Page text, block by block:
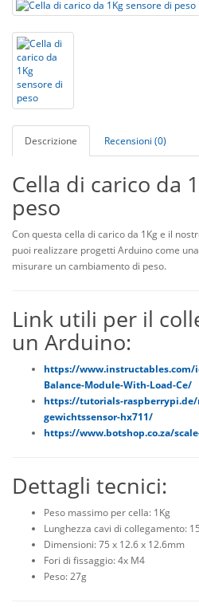
Descrizione Recensioni (0)
Cella di carico da
peso
Con questa cella di carico da 1Kg e il
puoi realizzare progetti Arduino come
misurare un cambiamento di peso.
Link utili per il
un Arduino:
https://www.instructables.com/
Balance-Module-With-Load-Ce/
https://tutorials-raspberrypi.de/
gewichtssensor-hx711/
https://www.botshop.co.za/
Dettagli tecnici:
Peso massimo per cella: 1Kg
Lunghezza cavi di collegamento:
Dimensioni: 75 x 12.6 x 12.6mm
Fori di fissaggio: 4x M4
Peso: 27g